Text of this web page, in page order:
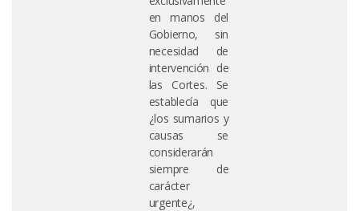
en manos del
Gobierno, sin
necesidad de
intervención de
las Cortes. Se
establecía que
¿los sumarios y
causas se
considerarán
siempre de
carácter
urgente¿,